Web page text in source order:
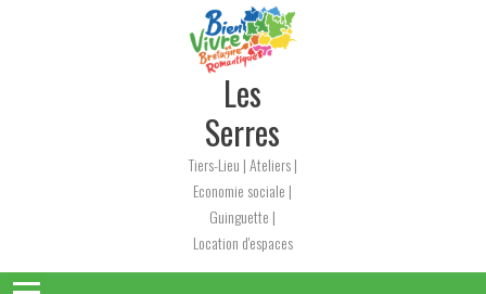
Les
Serres
Tiers-Lieu | Ateliers |
Economie sociale |
Guinguette |
Location d'espaces